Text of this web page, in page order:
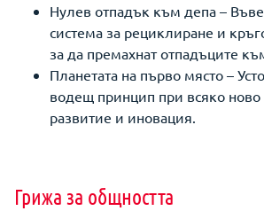
Нулев отпадък към депа –
система за рециклиране и
за да премахнат отпадъците
Планетата на първо място –
водещ принцип при всяко ново
развитие и иновация.
Грижа за общността